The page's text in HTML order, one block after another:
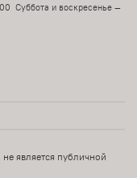
Суббота и воскресенье —
является публичной